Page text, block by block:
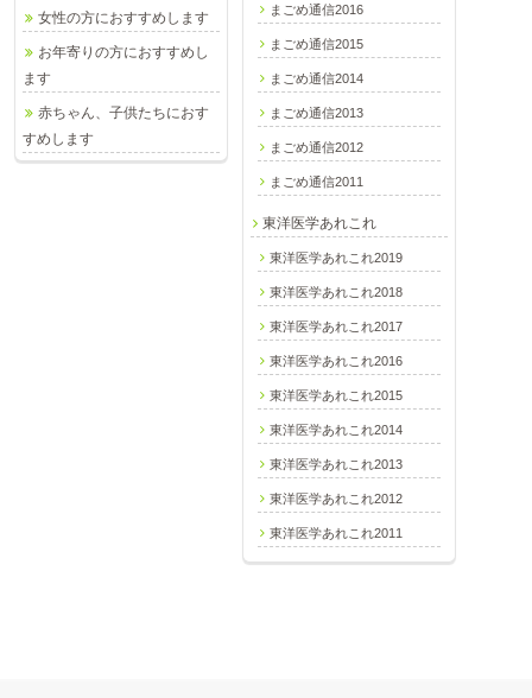
まごめ通信2016
まごめ通信2015
まごめ通信2014
まごめ通信2013
まごめ通信2012
まごめ通信2011
東洋医学あれこれ
東洋医学あれこれ2019
東洋医学あれこれ2018
東洋医学あれこれ2017
東洋医学あれこれ2016
東洋医学あれこれ2015
東洋医学あれこれ2014
東洋医学あれこれ2013
東洋医学あれこれ2012
東洋医学あれこれ2011
女性の方におすすめします
お年寄りの方におすすめし
ます
赤ちゃん、子供たちにおす
すめします